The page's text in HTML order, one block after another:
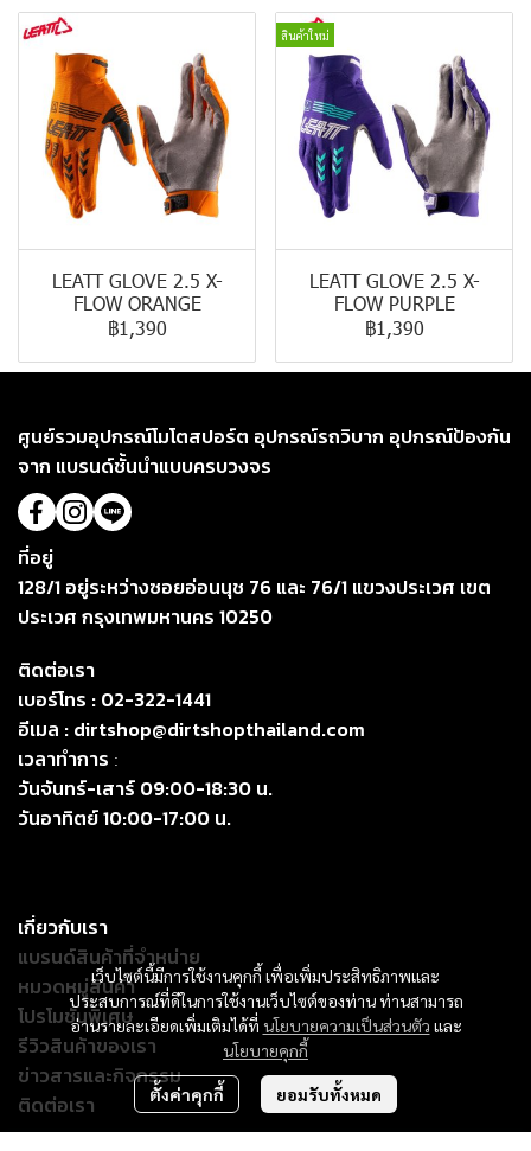
LEATT GLOVE 2.5 X-
FLOW ORANGE
฿1,390
สินค้าใหม่
LEATT GLOVE 2.5 X-
FLOW PURPLE
฿1,390
เว็บไซต์นี้มีการใช้งานคุกกี้ เพื่อเพิ่มประสิทธิภาพและ
ประสบการณ์ที่ดีในการใช้งานเว็บไซต์ของท่าน ท่านสามารถ
อ่านรายละเอียดเพิ่มเติมได้ที่ นโยบายความเป็นส่วนตัว และ
นโยบายคุกกี้
ตั้งค่าคุกกี้ ยอมรับทั้งหมด
ศูนย์รวมอุปกรณ์โมโตสปอร์ต อุปกรณ์รถวิบาก อุปกรณ์ป้องกัน
จาก แบรนด์ชั้นนำแบบครบวงจร
ที่อยู่
128/1 อยู่ระหว่างซอยอ่อนนุช 76 และ 76/1 แขวงประเวศ เขต
ประเวศ กรุงเทพมหานคร 10250
ติดต่อเรา
เบอร์โทร : 02-322-1441
อีเมล : dirtshop@dirtshopthailand.com
เวลาทำการ :
วันจันทร์-เสาร์ 09:00-18:30 น.
วันอาทิตย์ 10:00-17:00 น.
เกี่ยวกับเรา
แบรนด์สินค้าที่จำหน่าย
หมวดหมู่สินค้า
โปรโมชั่นพิเศษ
รีวิวสินค้าของเรา
ข่าวสารและกิจกรรม
ติดต่อเรา